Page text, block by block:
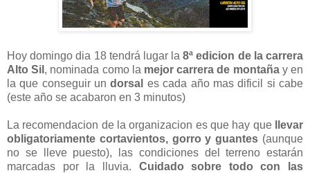
Hoy domingo dia 18 tendrá lugar la8ª edicion de la carrera
Alto Sil , nominada como la mejor carrera de montañay en
la que conseguir undorsal es cada año mas dificil si cabe
(este año se acabaron en 3 minutos)
La recomendacion de la organizacion es que hay que
llevar
obligatoriamente cortavientos, gorro y guantes (aunque
no se lleve puesto), las condiciones del terreno estarán
marcadas por la lluvia. Cuidado sobre todo con las